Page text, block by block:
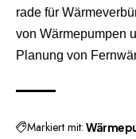
rade für
von Wärmepumpen
Planung von
Markiert mit: